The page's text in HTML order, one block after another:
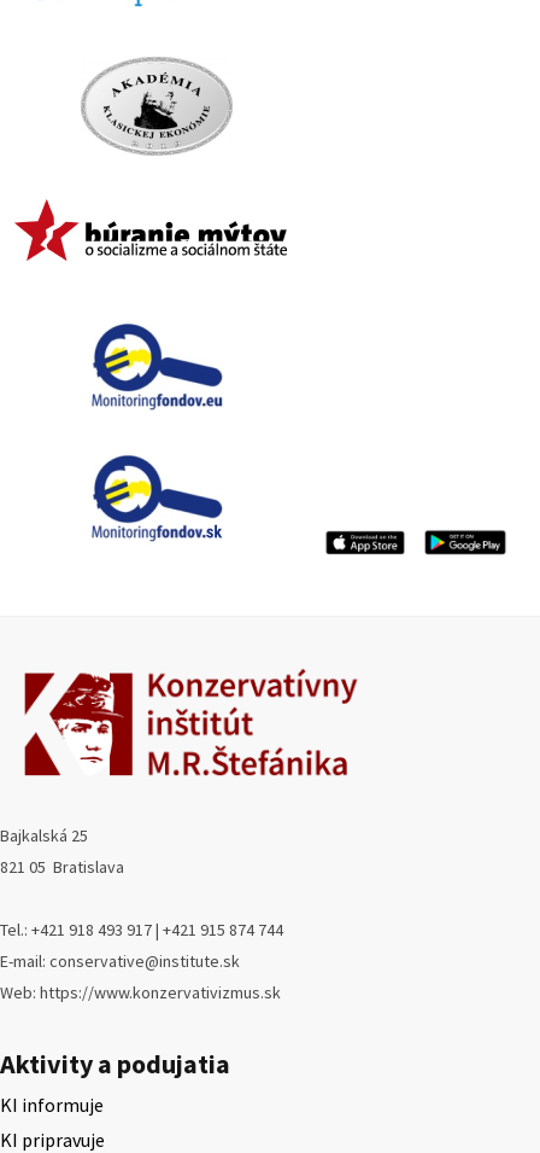
Bajkalská 25
821 05 Bratislava
Tel.: +421 918 493 917 | +421 915 874 744
E-mail: conservative@institute.sk
Web: https://www.konzervativizmus.sk
Aktivity a podujatia
KI informuje
KI pripravuje